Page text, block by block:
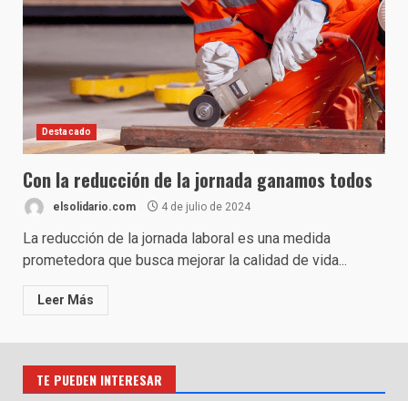
Destacado
Con la reducción de la jornada ganamos todos
elsolidario.com 4 de julio de 2024
La reducción de la jornada laboral es una medida
prometedora que busca mejorar la calidad de vida...
Leer Más
TE PUEDEN INTERESAR